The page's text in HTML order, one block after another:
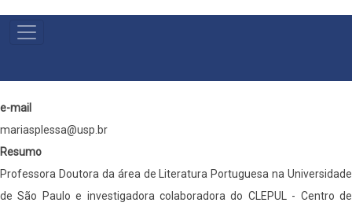
MENU
e-mail
mariasplessa@usp.br
Resumo
Professora Doutora da área de Literatura Portuguesa na Universidade
de São Paulo e investigadora colaboradora do CLEPUL - Centro de